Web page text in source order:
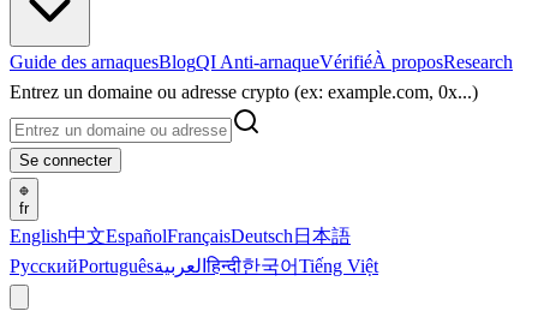
Guide des arnaquesBlogQI Anti-arnaqueVérifiéÀ proposResearch
Entrez un domaine ou adresse crypto (ex: example.com, 0x...)
Se connecter
fr
English中文EspañolFrançaisDeutsch 日本語
РусскийPortuguêsالعربيةहिन्दी한국어Tiếng Việt